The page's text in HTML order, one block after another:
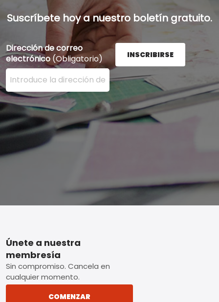
Suscríbete hoy a nuestro boletín gratuito.
Dirección de correo
electrónico (Obligatorio)
Ingrese su dirección de correo electrónico aquí y
INSCRIBIRSE
Footer
Únete a nuestra
membresía
Sin compromiso. Cancela en
cualquier momento.
COMENZAR